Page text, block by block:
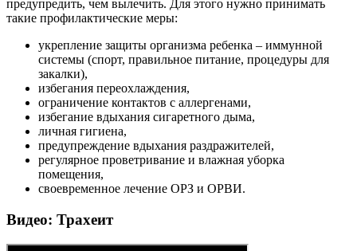
предупредить, чем вылечить. Для этого нужно принимать
такие профилактические меры:
укрепление защиты организма ребенка – иммунной
системы (спорт, правильное питание, процедуры для
закалки),
избегания переохлаждения,
ограничение контактов с аллергенами,
избегание вдыхания сигаретного дыма,
личная гигиена,
предупреждение вдыхания раздражителей,
регулярное проветривание и влажная уборка
помещения,
своевременное лечение ОРЗ и ОРВИ.
Видео: Трахеит